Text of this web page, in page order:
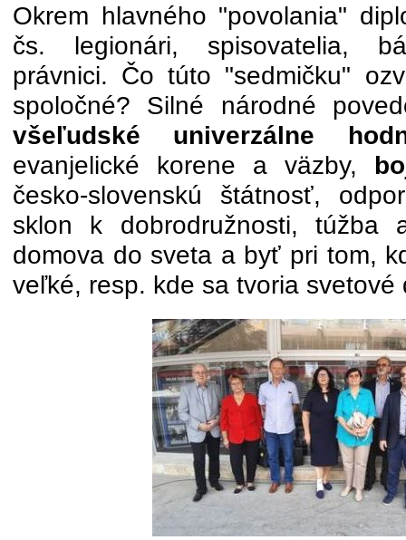
Okrem hlavného "povolania"
čs. legionári, spisovatelia,
právnici. Čo túto "sedmičku"
spoločné? Silné národné
všeľudské univerzálne
evanjelické korene a väzby,
česko-slovenskú štátnosť,
sklon k dobrodružnosti, túžba
domova do sveta a byť pri tom,
veľké, resp. kde sa tvoria svetové